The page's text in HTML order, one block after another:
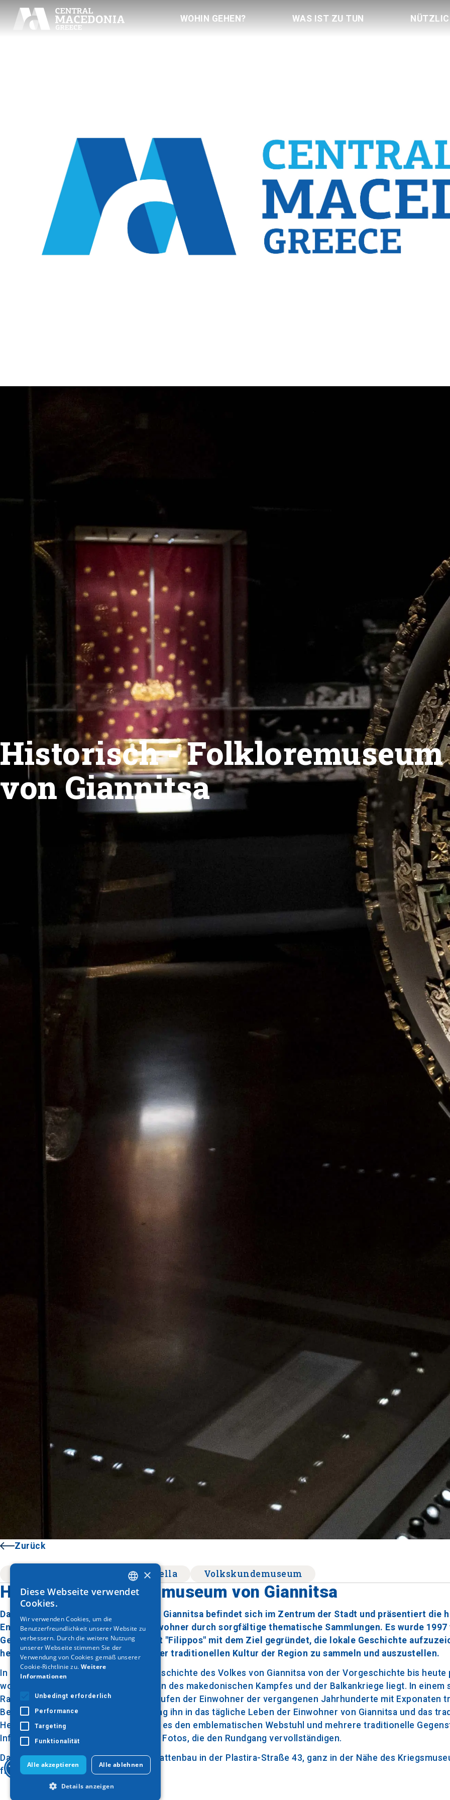
WOHIN GEHEN? WAS IST ZU TUN
Historisch - Folkloremuseum
von Giannitsa
Zurück
Pella Volkskundemuseum
Historisch - Folkloremuseum von Giannitsa
Das Historische Folkloremuseum von Giannitsa befindet sich im Zentrum der Stadt und präsentiert die
Entwicklung des Ortes und seiner Bewohner durch sorgfältige thematische Sammlungen. Es wurde 1997
Geschichts- und Folkloregesellschaft "Filippos" mit dem Ziel gegründet, die lokale Geschichte
hervorzuheben sowie Gegenstände der traditionellen Kultur der Region zu sammeln und auszustellen.
In den Sälen des Museums wird die Geschichte des Volkes von Giannitsa von der Vorgeschichte bis
wobei der Schwerpunkt auf den Jahren des makedonischen Kampfes und der Balkankriege liegt. In einem
Raum begegnet der Besucher den Berufen der Einwohner der vergangenen Jahrhunderte mit Exponaten
Berufe, während die nächste Sammlung ihn in das tägliche Leben der Einwohner von Giannitsa und das
Herrenhaus entführt. Gleichzeitig gibt es den emblematischen Webstuhl und mehrere traditionelle
Informationsmaterial, Dokumente und Fotos, die den Rundgang vervollständigen.
Das Museum befindet sich in einem Plattenbau in der Plastira-Straße 43, ganz in der Nähe des
freien Eintritt.
GREEK
GERMAN
×
Diese Webseite verwendet
Cookies.
Wir verwenden Cookies, um die
Benutzerfreundlichkeit unserer Website zu
verbessern. Durch die weitere Nutzung
unserer Webseite stimmen Sie der
Verwendung von Cookies gemäß unserer
Cookie-Richtlinie zu. Weitere
Informationen
Unbedingt erforderlich
Performance
Targeting
Funktionalität
Alle akzeptieren Alle ablehnen
Details anzeigen